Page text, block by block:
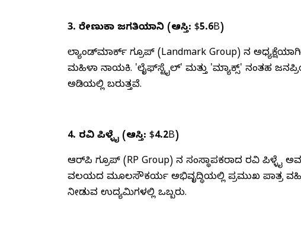
3. ರೇಣುಕಾ ಜಗತಿಯಾನಿ (ಆಸ್ತಿ: $5.6B)
ಲ್ಯಾಂಡ್‌ಮಾರ್ಕ್ ಗ್ರೂಪ್ (Landmark Group) ನ
ಮಹಿಳಾ ನಾಯಕಿ. 'ಲೈಫ್‌ಸ್ಟೈಲ್' ಮತ್ತು 'ಮ್ಯಾಕ್ಸ್' ನಂತಹ
ಅಡಿಯಲ್ಲಿ ಬರುತ್ತವೆ.
4. ರವಿ ಪಿಳ್ಳೈ (ಆಸ್ತಿ: $4.2B)
ಆರ್‌ಪಿ ಗ್ರೂಪ್ (RP Group) ನ ಸಂಸ್ಥಾಪಕರಾದ ರವಿ ಪಿಳ್ಳೈ
ವಲಯದ ಮೂಲಸೌಕರ್ಯ ಅಭಿವೃದ್ಧಿಯಲ್ಲಿ ಪ್ರಮುಖ ಪಾತ್ರ
ನೀಡುವ ಉದ್ಯಮಿಗಳಲ್ಲಿ ಒಬ್ಬರು.